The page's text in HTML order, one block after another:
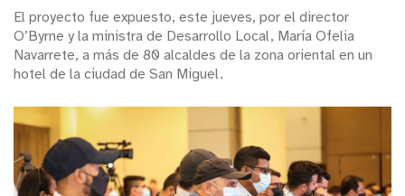
El proyecto fue expuesto, este jueves, por el director
O’Byrne y la ministra de Desarrollo Local, María Ofelia
Navarrete, a más de 80 alcaldes de la zona oriental en un
hotel de la ciudad de San Miguel.